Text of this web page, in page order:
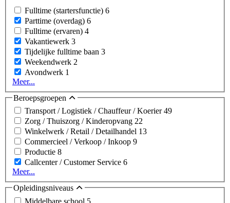
Fulltime (startersfunctie) 6
Parttime (overdag) 6
Fulltime (ervaren) 4
Vakantiewerk 3
Tijdelijke fulltime baan 3
Weekendwerk 2
Avondwerk 1
Meer...
Beroepsgroepen
Transport / Logistiek / Chauffeur / Koerier49
Zorg / Thuiszorg / Kinderopvang 22
Winkelwerk / Retail / Detailhandel 13
Commercieel / Verkoop / Inkoop 9
Productie 8
Callcenter / Customer Service 6
Meer...
Opleidingsniveaus
Middelbare school 5